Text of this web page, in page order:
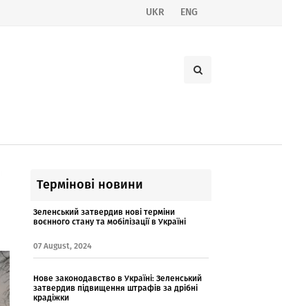
UKR ENG
Термінові новини
Зеленський затвердив нові терміни
воєнного стану та мобілізації в Україні
07 August, 2024
Нове законодавство в Україні: Зеленський
затвердив підвищення штрафів за дрібні
крадіжки